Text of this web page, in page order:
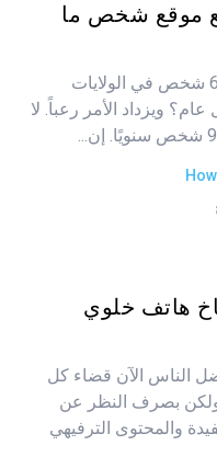
لتتبع موقع شخص ما
هل تعلم أن أكثر من 630,000 شخص في الولايات
ويزداد الأمر رعباً. لا
هاتف خلوي
الناس الآن قضاء كل
ولكن بصرف النظر عن
والمحتوى الترفيهي